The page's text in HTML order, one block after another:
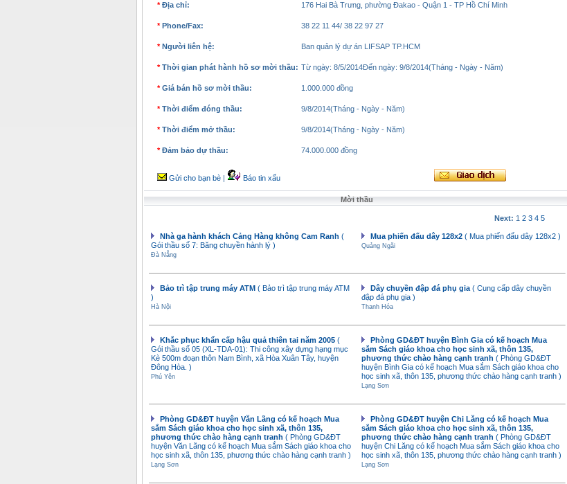
*Địa chỉ: 176 Hai Bà Trưng, phường Đakao - Quận 1 - TP Hồ Chí Minh
* Phone/Fax: 38 22 11 44/ 38 22 97 27
* Người liên hệ: Ban quản lý dự án LIFSAP TP.HCM
*Thời gian phát hành hồ sơ mời thầu: Từ ngày: 8/5/2014Đến ngày: 9/8/2014(Tháng - Ngày - Năm)
*Giá bán hồ sơ mời thầu: 1.000.000 đồng
*Thời điểm đóng thầu: 9/8/2014(Tháng - Ngày - Năm)
*Thời điểm mở thầu: 9/8/2014(Tháng - Ngày - Năm)
*Đảm bảo dự thầu: 74.000.000 đồng
Gửi cho bạn bè Báo tin xấu
Mời thầu
Next: 1 2 3 4 5
Nhà ga hành khách Cảng Hàng không Cam Ranh (
Gói thầu số 7: Băng chuyền hành lý )
Đà Nẵng
Mua phiến đấu dây 128x2 ( Mua phiến đấu dây 128x2 )
Quảng Ngãi
Bảo trì tập trung máy ATM ( Bảo trì tập trung máy ATM
)
Hà Nội
Dây chuyền đập đá phụ gia ( Cung cấp dây chuyền
đập đá phụ gia )
Thanh Hóa
Khắc phục khẩn cấp hậu quả thiên tai năm 2005 (
Gói thầu số 05 (XL-TDA-01): Thi công xây dựng hạng mục
Kè 500m đoạn thôn Nam Bình, xã Hòa Xuân Tây, huyện
Ðông Hòa. )
Phú Yên
Phòng GD&ĐT huyện Bình Gia có kế hoạch Mua
sắm Sách giáo khoa cho học sinh xã, thôn 135,
phương thức chào hàng cạnh tranh ( Phòng GD&ĐT
huyện Bình Gia có kế hoạch Mua sắm Sách giáo khoa cho
học sinh xã, thôn 135, phương thức chào hàng cạnh tranh )
Lạng Sơn
Phòng GD&ĐT huyện Văn Lãng có kế hoạch Mua
sắm Sách giáo khoa cho học sinh xã, thôn 135,
phương thức chào hàng cạnh tranh ( Phòng GD&ĐT
huyện Văn Lãng có kế hoạch Mua sắm Sách giáo khoa cho
học sinh xã, thôn 135, phương thức chào hàng cạnh tranh )
Lạng Sơn
Phòng GD&ĐT huyện Chi Lăng có kế hoạch Mua
sắm Sách giáo khoa cho học sinh xã, thôn 135,
phương thức chào hàng cạnh tranh ( Phòng GD&ĐT
huyện Chi Lăng có kế hoạch Mua sắm Sách giáo khoa cho
học sinh xã, thôn 135, phương thức chào hàng cạnh tranh )
Lạng Sơn